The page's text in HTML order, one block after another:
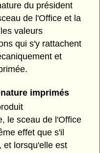
du président
de l'Office et la
valeurs
qui s'y rattachent
et
imprimés
le sceau de l'Office
effet que s'il
et lorsqu'elle est